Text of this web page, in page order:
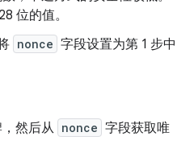
位的值。
nonce 字段设置为第 1 步中
然后从 nonce 字段获取唯